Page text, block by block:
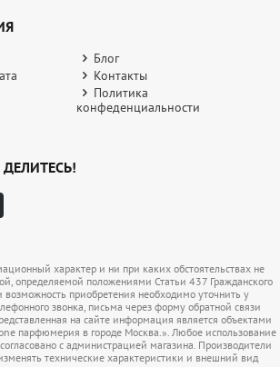
Блог
Контакты
Политика
конфеденциальности
характер и ни при каких обстоятельствах не
определяемой положениями Статьи 437 Гражданского
приобретения необходимо уточнить у
звонка, письма через форму обратной связи
на сайте информация является объектами
парфюмерия в городе Москва.». Любое использование
с администрацией магазина. Производители
технические характеристики и внешний вид